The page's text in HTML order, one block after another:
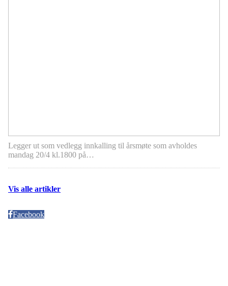
Legger ut som vedlegg innkalling til årsmøte som avholdes
mandag 20/4 kl.1800 på…
Vis alle artikler
Facebook